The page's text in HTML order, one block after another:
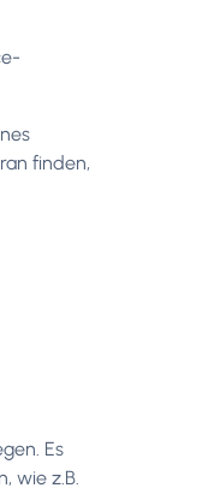
finden,
Es
wie z.B.